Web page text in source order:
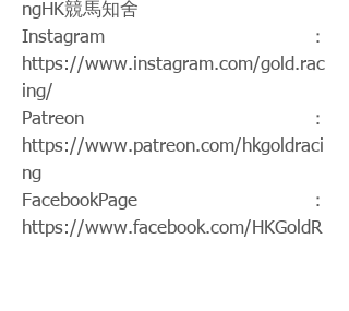
ngHK競馬知舍
Instagram：
https://www.instagram.com/gold.rac
ing/
Patreon：
https://www.patreon.com/hkgoldraci
ng
FacebookPage：
https://www.facebook.com/HKGoldR